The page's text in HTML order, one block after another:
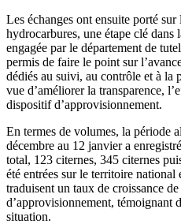
Les échanges ont ensuite porté
hydrocarbures, une étape clé
engagée par le département de
permis de faire le point sur
dédiés au suivi, au contrôle et à
vue d’améliorer la transparence,
dispositif d’approvisionnement.
En termes de volumes, la période
décembre au 12 janvier a
total, 123 citernes, 345 citernes
été entrées sur le territoire
traduisent un taux de croissance
d’approvisionnement, témoignant
situation.